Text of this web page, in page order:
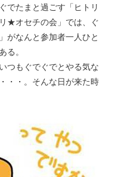
でたまと過ごす「ヒトリ
★オセチの会」では、ぐ
がなんと参加者一人ひと
る。
つもぐでぐでとやる気な
・・。そんな日が来た時